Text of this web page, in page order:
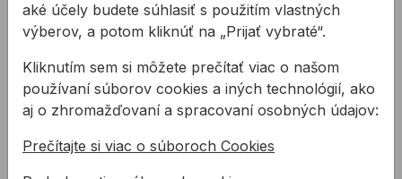
Práškovacia farba do
maliarskej šnúry.
od 2,00 €
2,00€ s DPH
Štandardná murárska šnúra v
rôznych farebných
prevedeniach.
od3,11 €
3,11€ s DPH
aké účely budete súhlasiť s použitím vlastných
výberov, a potom kliknúť na „Prijať vybraté“.
Kliknutím sem si môžete prečítať viac o našom
používaní súborov cookies a iných technológií, ako
aj o zhromažďovaní a spracovaní osobných údajov:
Prečítajte si viac o súboroch Cookies